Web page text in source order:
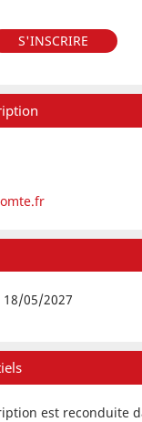
S'INSCRIRE
05/2027
est reconduite